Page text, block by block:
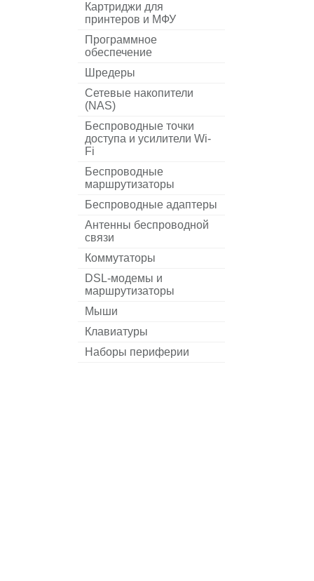
Картриджи для
принтеров и МФУ
Программное
обеспечение
Шредеры
Сетевые накопители
(NAS)
Беспроводные точки
доступа и усилители Wi-
Fi
Беспроводные
маршрутизаторы
Беспроводные адаптеры
Антенны беспроводной
связи
Коммутаторы
DSL-модемы и
маршрутизаторы
Мыши
Клавиатуры
Наборы периферии